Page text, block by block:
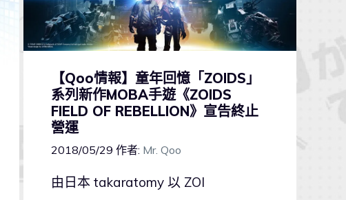
【Qoo情報】童年回憶「ZOIDS」
系列新作MOBA手遊《ZOIDS
FIELD OF REBELLION》宣告終止
營運
2018/05/29 作者: Mr. Qoo
由日本 takaratomy 以 ZOI